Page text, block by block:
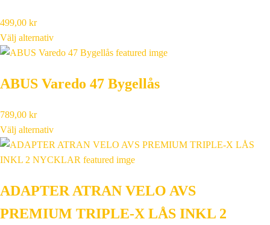
499,00 kr
Välj alternativ
ABUS Varedo 47 Bygellås
789,00 kr
Välj alternativ
ADAPTER ATRAN VELO AVS
PREMIUM TRIPLE-X LÅS INKL 2